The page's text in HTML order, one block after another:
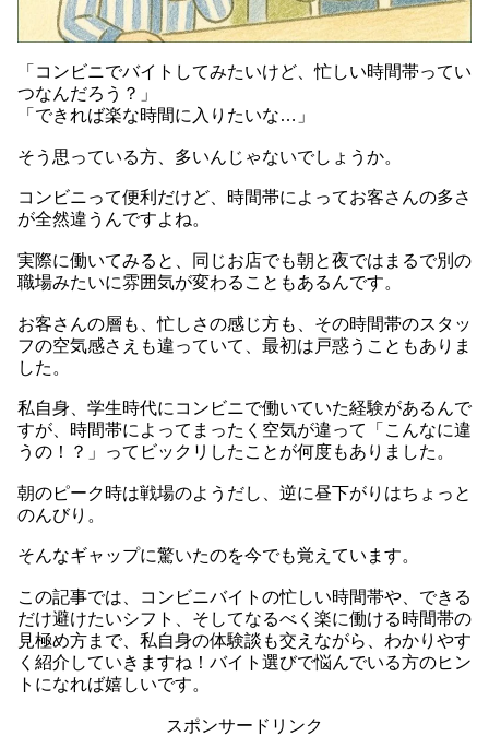
「コンビニでバイトしてみたいけど、忙しい時間帯ってい
つなんだろう？」
「できれば楽な時間に入りたいな…」
そう思っている方、多いんじゃないでしょうか。
コンビニって便利だけど、時間帯によってお客さんの多さ
が全然違うんですよね。
実際に働いてみると、同じお店でも朝と夜ではまるで別の
職場みたいに雰囲気が変わることもあるんです。
お客さんの層も、忙しさの感じ方も、その時間帯のスタッ
フの空気感さえも違っていて、最初は戸惑うこともありま
した。
私自身、学生時代にコンビニで働いていた経験があるんで
すが、時間帯によってまったく空気が違って「こんなに違
うの！？」ってビックリしたことが何度もありました。
朝のピーク時は戦場のようだし、逆に昼下がりはちょっと
のんびり。
そんなギャップに驚いたのを今でも覚えています。
この記事では、コンビニバイトの忙しい時間帯や、できる
だけ避けたいシフト、そしてなるべく楽に働ける時間帯の
見極め方まで、私自身の体験談も交えながら、わかりやす
く紹介していきますね！バイト選びで悩んでいる方のヒン
トになれば嬉しいです。
スポンサードリンク